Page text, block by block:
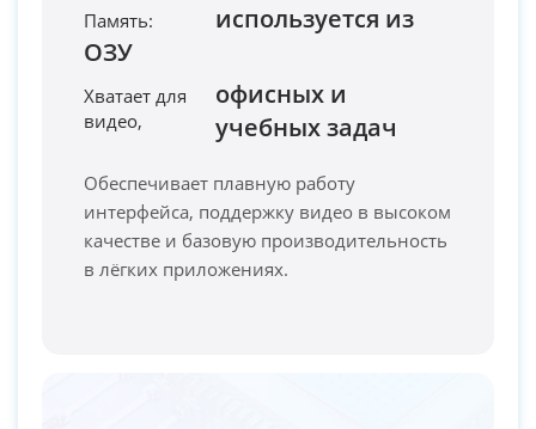
Память:
используется из
ОЗУ
Хватает для
видео,
офисных и
учебных задач
Обеспечивает плавную работу
интерфейса, поддержку видео в высоком
качестве и базовую производительность
в лёгких приложениях.